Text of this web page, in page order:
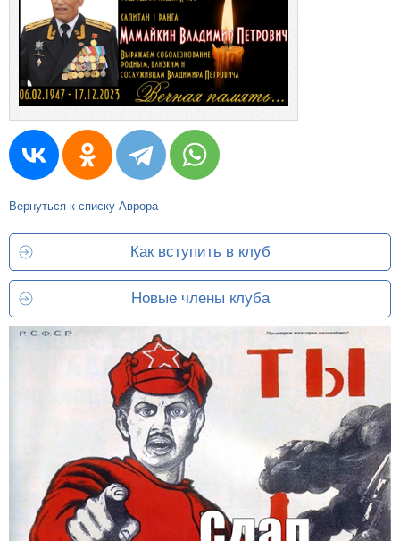
Вернуться к списку Аврора
Как вступить в клуб
Новые члены клуба